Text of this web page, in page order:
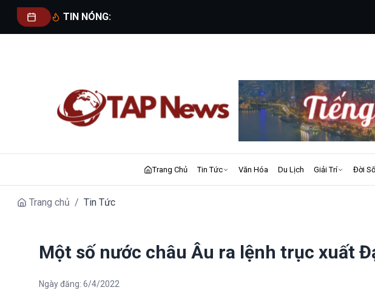
TIN NÓNG:
Trang Chủ Tin Tức Văn Hóa Du Lịch Giải Trí Đời
Trang chủ / Tin Tức
Một số nước châu Âu ra lệnh trục xuất
Ngày đăng: 6/4/2022